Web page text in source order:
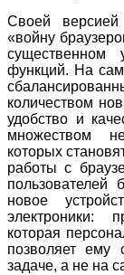
Своей
«войну
существенном
функций. На
количеством
удобство и
множеством
которых
работы с
пользователей
новое
электроники:
которая
позволяет ему
задаче, а не на